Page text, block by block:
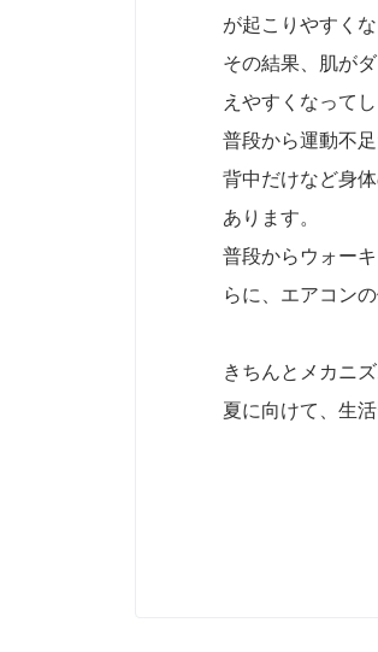
が起こりやすくな
その結果、肌が
えやすくなってし
普段から運動不
背中だけなど身
あります。
普段からウォー
らに、エアコン
きちんとメカニ
夏に向けて、生